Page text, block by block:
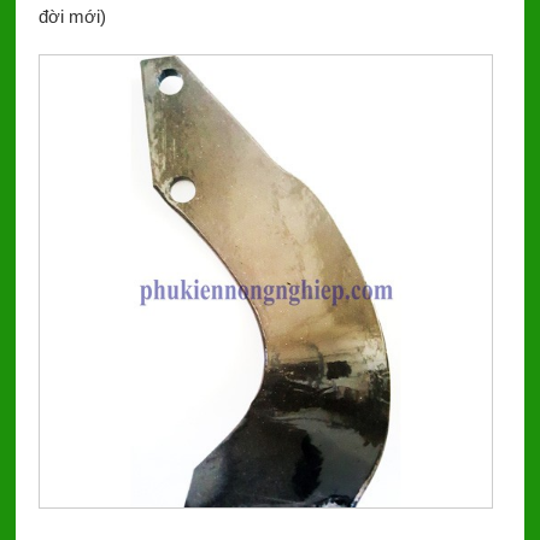
đời mới)